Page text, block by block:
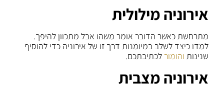
אירוניה מילולית
מתרחשת כאשר הדובר אומר משהו אבל מתכוון להיפך.
למדו כיצד לשלב במיומנות דרך זו של אירוניה כדי להוסיף
שנינות והומורלכתיבתכם.
אירוניה מצבית